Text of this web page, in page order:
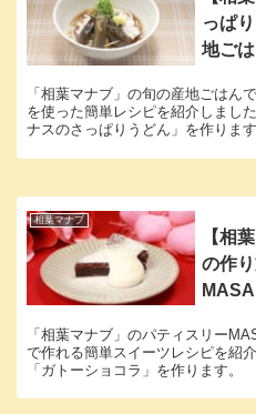
っぱ
地ご
「相葉マナブ」の旬の産地ごはん
を使った簡単レシピを紹介しまし
ナスのさっぱりうどん」を作ります
相葉マナブ
【相
の作
「相葉マナブ」のパティスリー
で作れる簡単スイーツレシピを紹
「ガトーショコラ」を作ります。